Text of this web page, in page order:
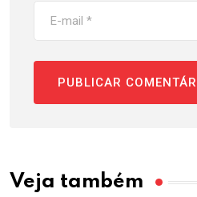
Veja também